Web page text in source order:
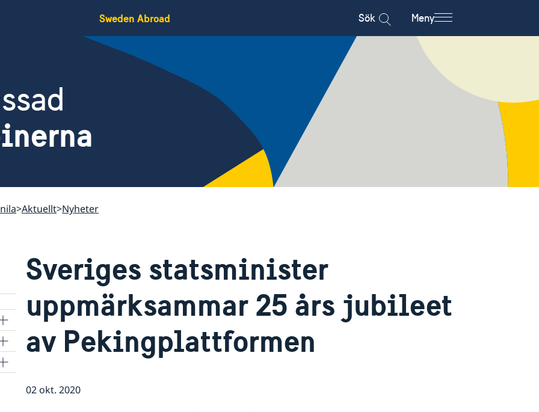
Sweden Abroad Sök Meny
Aktuellt Nyheter
Sveriges statsminister
uppmärksammar 25 års jubileet
av Pekingplattformen
02 okt. 2020